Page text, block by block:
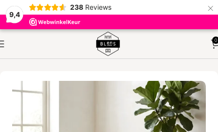
9,4
238 Reviews ×
0
SALONTAFELS